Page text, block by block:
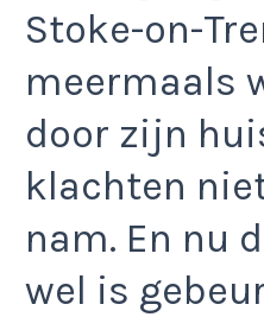
Stoke-on-
meermaals
door zijn
klachten
nam. En nu
wel is